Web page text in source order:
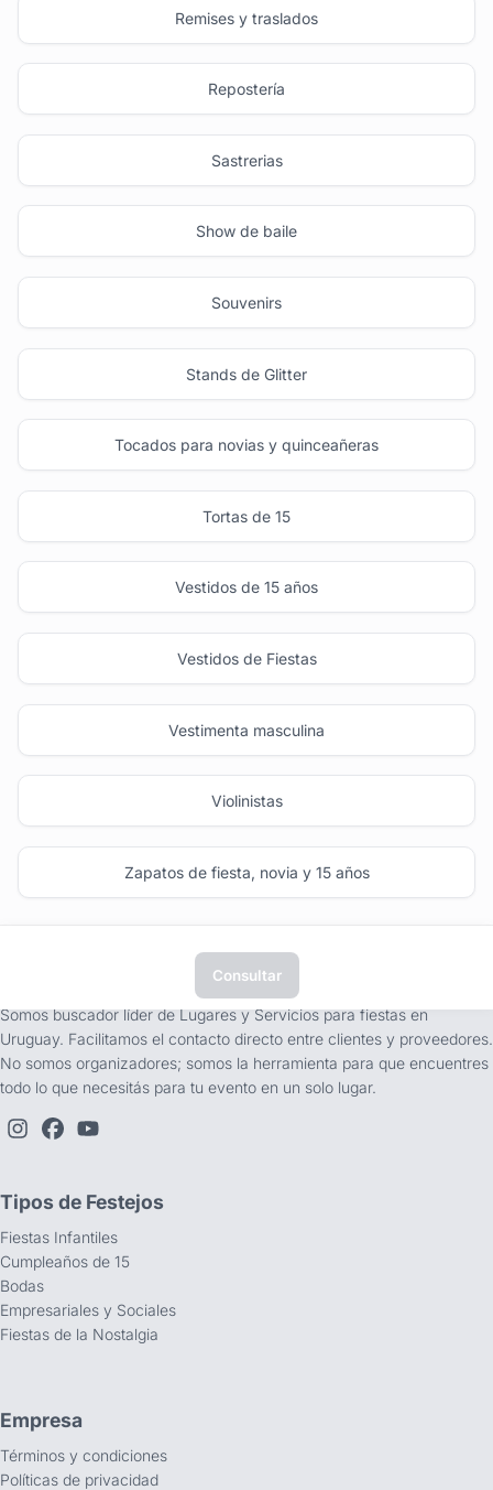
Remises y traslados
Repostería
Sastrerias
Show de baile
Souvenirs
Stands de Glitter
Tocados para novias y quinceañeras
Tortas de 15
Vestidos de 15 años
Vestidos de Fiestas
Vestimenta masculina
Violinistas
Zapatos de fiesta, novia y 15 años
Consultar
Somos buscador líder de Lugares y Servicios para fiestas en
Uruguay. Facilitamos el contacto directo entre clientes y proveedores.
No somos organizadores; somos la herramienta para que encuentres
todo lo que necesitás para tu evento en un solo lugar.
Tipos de Festejos
Fiestas Infantiles
Cumpleaños de 15
Bodas
Empresariales y Sociales
Fiestas de la Nostalgia
Empresa
Términos y condiciones
Políticas de privacidad